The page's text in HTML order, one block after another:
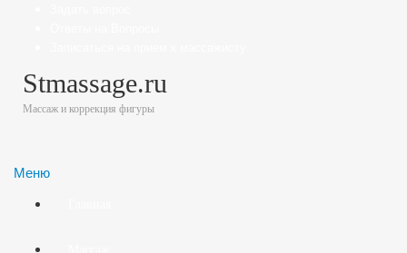
Stmassage.ru
Массаж и коррекция фигуры
Меню